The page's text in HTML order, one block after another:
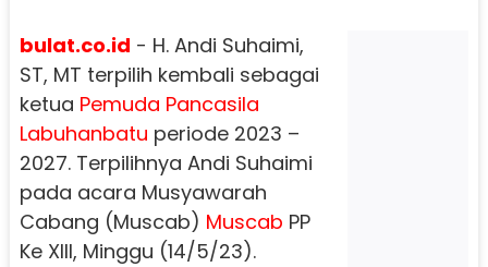
bulat.co.id - H. Andi Suhaimi,
ST, MT terpilih kembali sebagai
ketua Pemuda Pancasila
Labuhanbatu periode 2023 –
2027. Terpilihnya Andi Suhaimi
pada acara Musyawarah
Cabang (Muscab) Muscab PP
Ke XIII, Minggu (14/5/23).